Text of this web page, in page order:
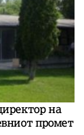
на
промет